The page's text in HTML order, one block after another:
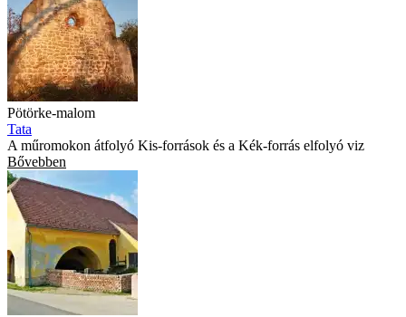
Pötörke-malom
Tata
A műromokon átfolyó Kis-források és a Kék-forrás elfolyó viz
Bővebben